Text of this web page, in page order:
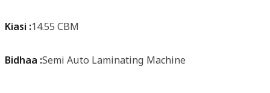
Kiasi :14.55 CBM
Bidhaa :Semi Auto Laminating Machine